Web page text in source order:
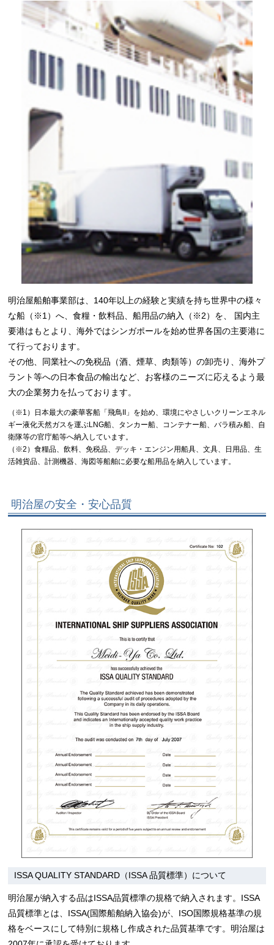
明治屋船舶事業部は、140年以上の経験と実績を持ち世界中の様々
な船（※1）へ、食糧・飲料品、船用品の納入（※2）を、 国内主
要港はもとより、海外ではシンガポールを始め世界各国の主要港に
て行っております。
その他、同業社への免税品（酒、煙草、肉類等）の卸売り、海外プ
ラント等への日本食品の輸出など、お客様のニーズに応えるよう最
大の企業努力を払っております。
（※1）日本最大の豪華客船「飛鳥II」を始め、環境にやさしいクリーンエネル
ギー液化天然ガスを運ぶLNG船、タンカー船、コンテナー船、バラ積み船、自
衛隊等の官庁船等へ納入しています。
（※2）食糧品、飲料、免税品、デッキ・エンジン用船具、文具、日用品、生
活雑貨品、計測機器、海図等船舶に必要な船用品を納入しています。
明治屋の安全・安心品質
ISSA QUALITY STANDARD（ISSA 品質標準）について
明治屋が納入する品はISSA品質標準の規格で納入されます。ISSA
品質標準とは、ISSA(国際船舶納入協会)が、ISO国際規格基準の規
格をベースにして特別に規格し作成された品質基準です。明治屋は